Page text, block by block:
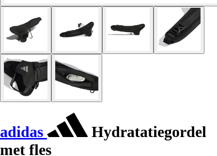
adidas
Hydratatiegordel
met fles